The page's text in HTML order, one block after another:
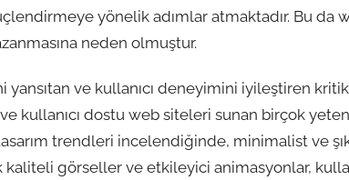
yönelik adımlar atmaktadır. Bu da
neden olmuştur.
ve kullanıcı deneyimini iyileştiren
kullanıcı dostu web siteleri sunan birçok
trendleri incelendiğinde, minimalist ve
görseller ve etkileyici animasyonlar,